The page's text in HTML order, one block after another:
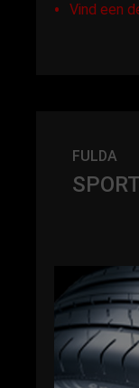
Vind een
FULDA